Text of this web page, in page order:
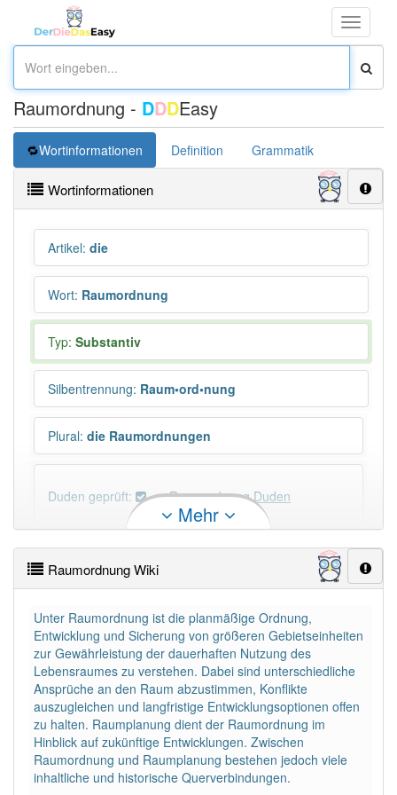
Toggle
Raumordnung - DDDEasy
Wortinformationen Definition Grammatik
Wortinformationen
Artikel: die
Wort: Raumordnung
Typ: Substantiv
Silbentrennung: Raum•ord•nung
Plural: die Raumordnungen
Duden geprüft: Raumordnung Duden
×
Wörter, die mit "-ung" enden, haben fast immer
DER:127Ausnahmen Beispiele
DIE:11 043
DAS:2Ausnahmen Beispiele
PowerIndex:13
Mehr
Raumordnung Wiki
Unter Raumordnung ist die planmäßige Ordnung,
Entwicklung und Sicherung von größeren Gebietseinheiten
zur Gewährleistung der dauerhaften Nutzung des
Lebensraumes zu verstehen. Dabei sind unterschiedliche
Ansprüche an den Raum abzustimmen, Konflikte
auszugleichen und langfristige Entwicklungsoptionen offen
zu halten. Raumplanung dient der Raumordnung im
Hinblick auf zukünftige Entwicklungen. Zwischen
Raumordnung und Raumplanung bestehen jedoch viele
inhaltliche und historische Querverbindungen.